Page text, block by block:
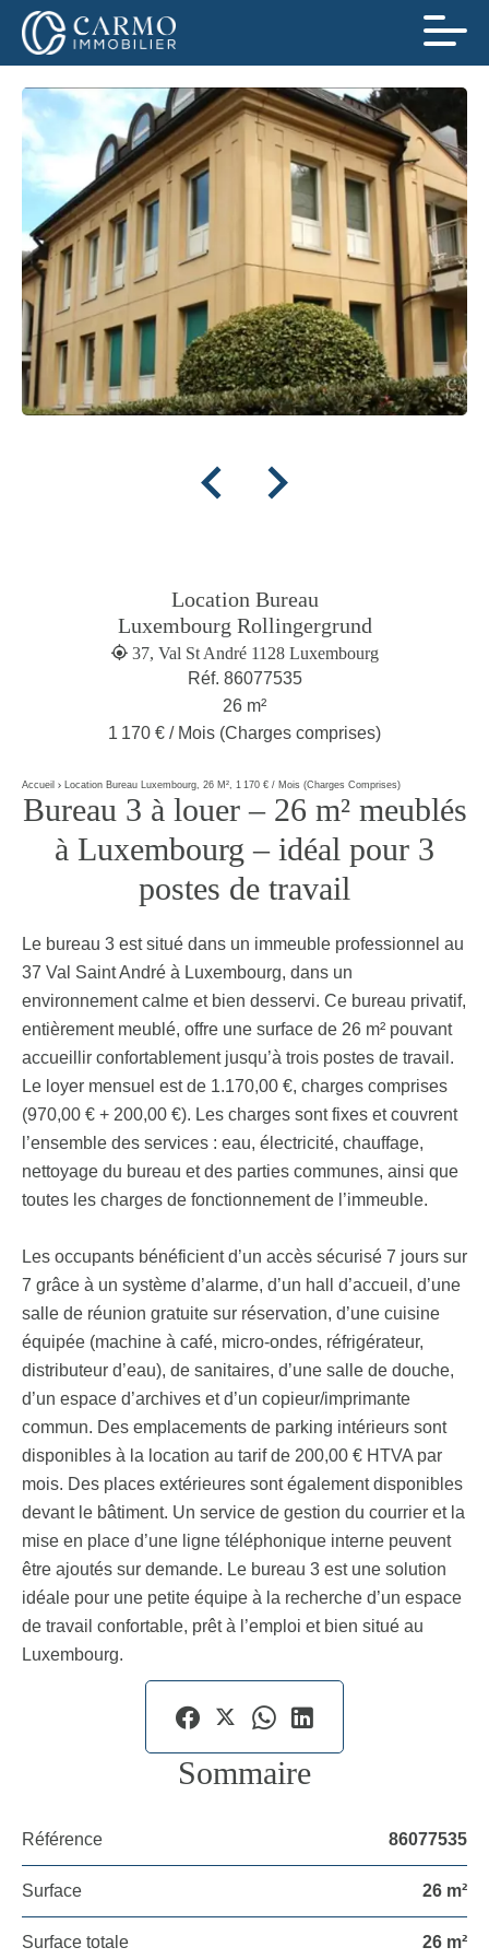
Location Bureau
Luxembourg Rollingergrund
37, Val St André 1128 Luxembourg
Réf. 86077535
26 m²
1 170 € / Mois (Charges comprises)
Accueil Location Bureau Luxembourg, 26 M², 1 170 € / Mois (Charges Comprises)
Bureau 3 à louer – 26 m² meublés
à Luxembourg – idéal pour 3
postes de travail
Le bureau 3 est situé dans un immeuble professionnel au
37 Val Saint André à Luxembourg, dans un
environnement calme et bien desservi. Ce bureau privatif,
entièrement meublé, offre une surface de 26 m² pouvant
accueillir confortablement jusqu’à trois postes de travail.
Le loyer mensuel est de 1.170,00 €, charges comprises
(970,00 € + 200,00 €). Les charges sont fixes et couvrent
l’ensemble des services : eau, électricité, chauffage,
nettoyage du bureau et des parties communes, ainsi que
toutes les charges de fonctionnement de l’immeuble.
Les occupants bénéficient d’un accès sécurisé 7 jours sur
7 grâce à un système d’alarme, d’un hall d’accueil, d’une
salle de réunion gratuite sur réservation, d’une cuisine
équipée (machine à café, micro-ondes, réfrigérateur,
distributeur d’eau), de sanitaires, d’une salle de douche,
d’un espace d’archives et d’un copieur/imprimante
commun. Des emplacements de parking intérieurs sont
disponibles à la location au tarif de 200,00 € HTVA par
mois. Des places extérieures sont également disponibles
devant le bâtiment. Un service de gestion du courrier et la
mise en place d’une ligne téléphonique interne peuvent
être ajoutés sur demande. Le bureau 3 est une solution
idéale pour une petite équipe à la recherche d’un espace
de travail confortable, prêt à l’emploi et bien situé au
Luxembourg.
Sommaire
Référence 86077535
Surface 26 m²
Surface totale 26 m²